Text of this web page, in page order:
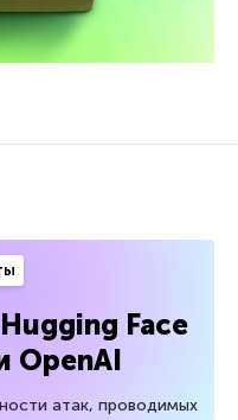
Face
OpenAI
атак, проводимых